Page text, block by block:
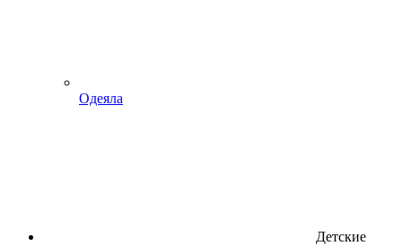
Одеяла
Детские